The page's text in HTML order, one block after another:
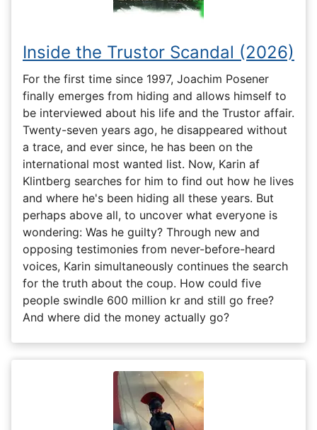
Inside the Trustor Scandal (2026)
For the first time since 1997, Joachim Posener
finally emerges from hiding and allows himself to
be interviewed about his life and the Trustor affair.
Twenty-seven years ago, he disappeared without
a trace, and ever since, he has been on the
international most wanted list. Now, Karin af
Klintberg searches for him to find out how he lives
and where he's been hiding all these years. But
perhaps above all, to uncover what everyone is
wondering: Was he guilty? Through new and
opposing testimonies from never-before-heard
voices, Karin simultaneously continues the search
for the truth about the coup. How could five
people swindle 600 million kr and still go free?
And where did the money actually go?